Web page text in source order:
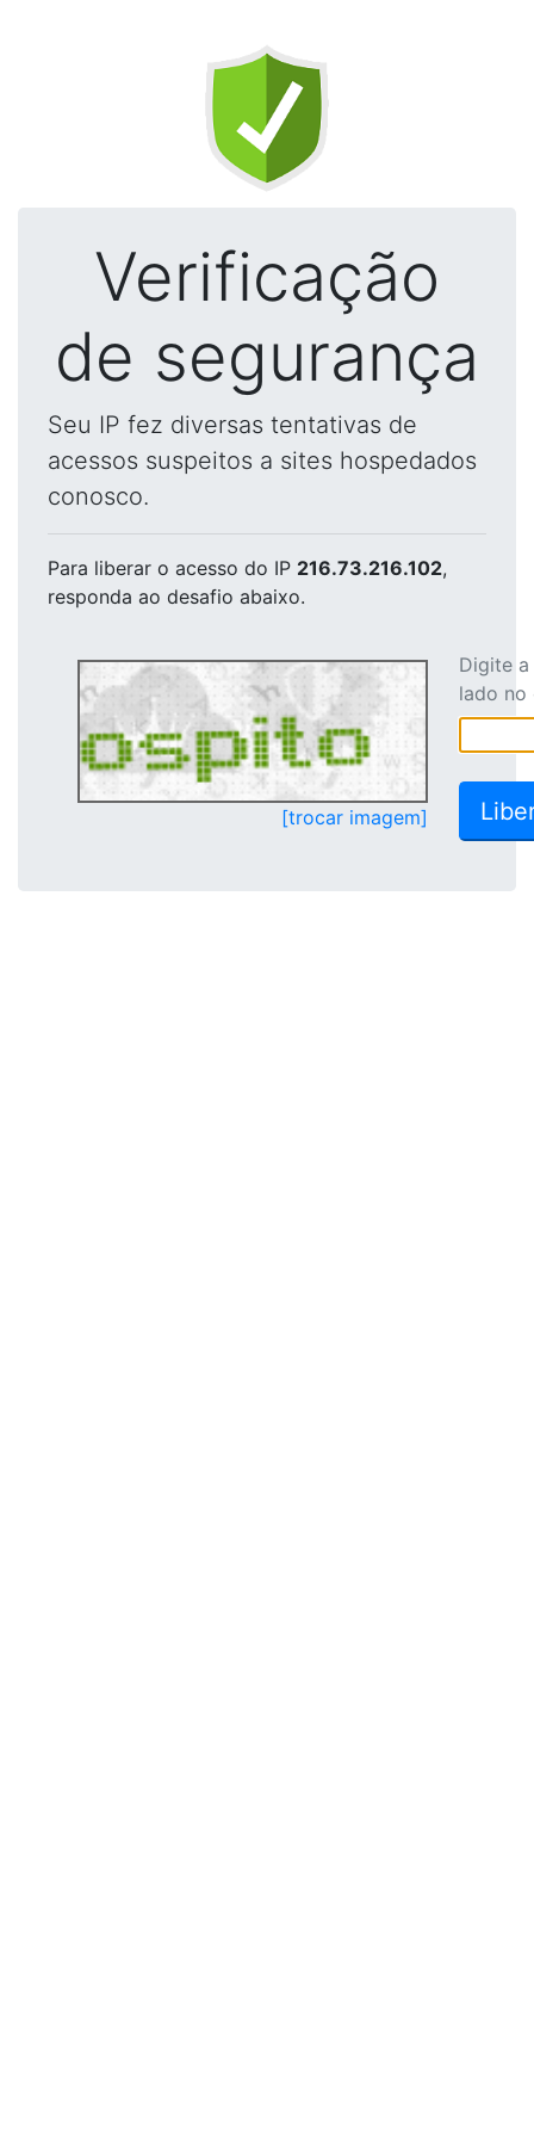
Verificação
de segurança
Seu IP fez diversas tentativas de
acessos suspeitos a sites hospedados
conosco.
Para liberar o acesso do IP 216.73.216.102,
responda ao desafio abaixo.
[trocar imagem]
Digite
lado no